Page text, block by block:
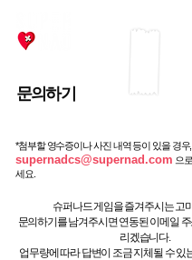
​문의하기
*첨부할 영수증이나 사진 내역 등이 있을 경우,
supernadcs@supernad.com 으
세요.
슈퍼나드 게임을 즐겨주시는 고
문의하기를 남겨주시면 연동된 이메일
리겠습니다.
업무량에 따라 답변이 조금 지체될 수 있